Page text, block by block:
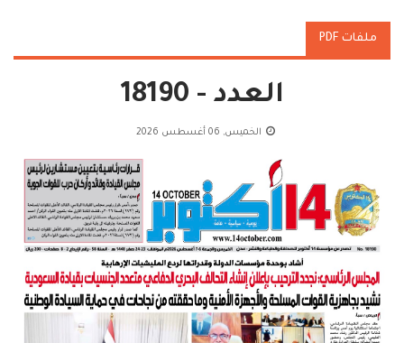
ملفات PDF
العدد - 18190
الخميس, 06 أغسطس 2026